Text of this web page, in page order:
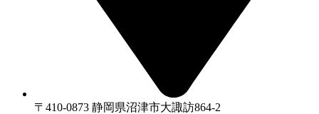
〒410-0873 静岡県沼津市⼤諏訪864-2